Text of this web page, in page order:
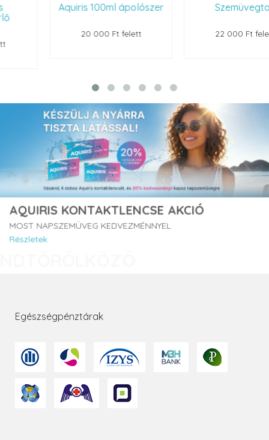
Aquiris 100ml ápolószer
20 000 Ft felett
Szemüvegtok
22 000 Ft felett
AQUIRIS KONTAKTLENCSE AKCIÓ
MOST NAPSZEMÜVEG KEDVEZMÉNNYEL
Részletek
Egészségpénztárak